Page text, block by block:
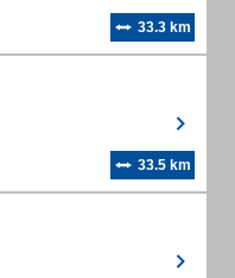
33.3 km
33.5 km